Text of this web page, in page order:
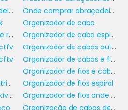
cabos elétricosde
traz diversas vantagens.
eles possibilitam uma
reduzindo as chances
elétricos, que podem
ou até mesmo
Onde comprar abraçadeiras
Onde comprar abraçadeiras para amarração paralela
Organizador de cabo
Organizador de cabo de rede
Organizador de cabo espiral
Organizador de cabos auto adesivo
Organizador de cabos e fios
Organizador de fios e cabos
Organizador de fios elétricos
Organizador de fios espiral
Organizador de fios flexíveis
Organizador de fios onde comprar
Organização de cabos de rede